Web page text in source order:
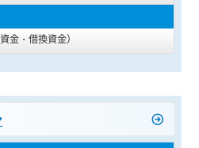
金・借換資金）